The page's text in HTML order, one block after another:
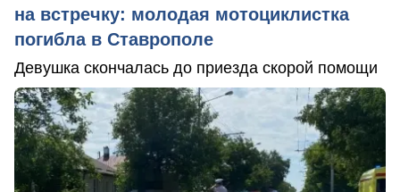
на встречку: молодая мотоциклистка
погибла в Ставрополе
Девушка скончалась до приезда скорой помощи